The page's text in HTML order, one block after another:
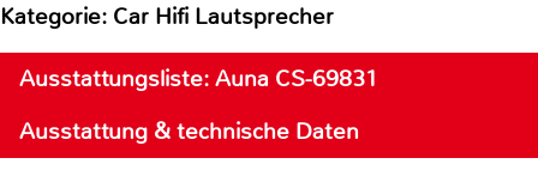
Kategorie: Car Hifi Lautsprecher
Ausstattungsliste: Auna CS-69831
Ausstattung & technische Daten